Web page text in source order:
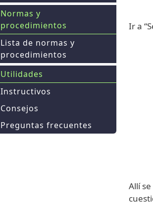
Ir a
Allí
Normas y
procedimientos
Lista de normas y
procedimientos
Utilidades
Instructivos
Consejos
Preguntas frecuentes